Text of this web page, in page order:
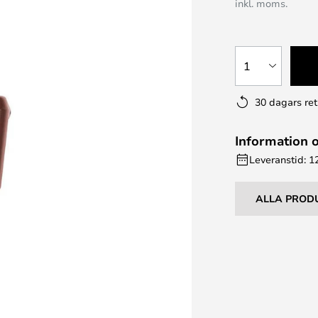
inkl. moms.
1
30 dagars
Information
Leveranstid:
ALLA